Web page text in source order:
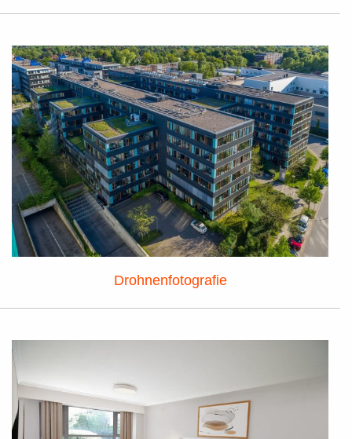
Drohnenfotografie